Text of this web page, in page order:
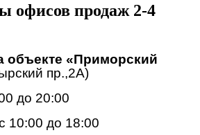
офисов продаж 2-4
объекте «Приморский
пр.,2А)
до 20:00
10:00 до 18:00